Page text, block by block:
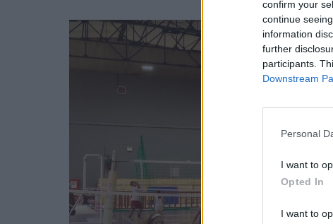
confirm your
continue
information
further
participants.
Downstream
Personal
I want to
Opted In
I want to